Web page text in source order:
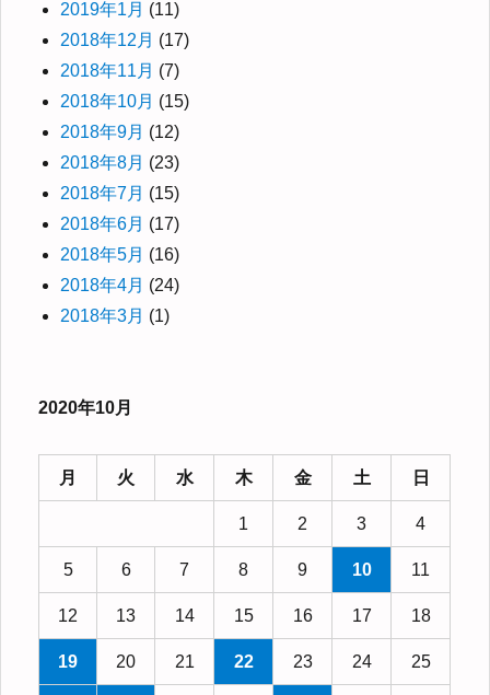
2019年1月 (11)
2018年12月 (17)
2018年11月 (7)
2018年10月 (15)
2018年9月 (12)
2018年8月 (23)
2018年7月 (15)
2018年6月 (17)
2018年5月 (16)
2018年4月 (24)
2018年3月 (1)
2020年10月
月 火 水 木 金 土 日
1 2 3 4
5 6 7 8 9 10 11
12 13 14 15 16 17 18
19 20 21 22 23 24 25